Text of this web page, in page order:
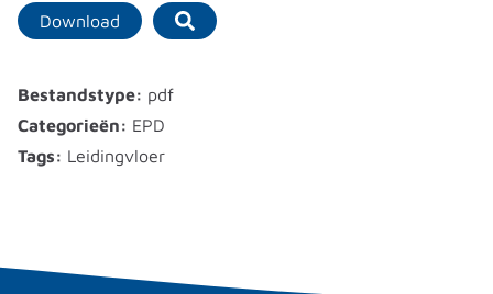
Download
Bestandstype: pdf
Categorieën: EPD
Tags: Leidingvloer